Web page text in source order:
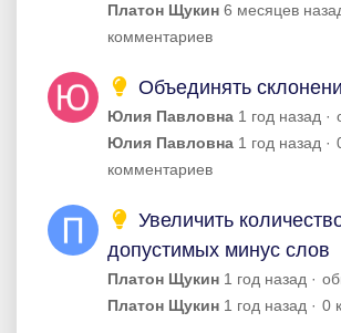
Платон Щукин 6 месяцев
комментариев
Объединять
Юлия Павловна 1 год назад
Юлия Павловна 1 год назад
комментариев
Увеличить
допустимых минус слов
Платон Щукин 1 год назад
Платон Щукин 1 год назад 0